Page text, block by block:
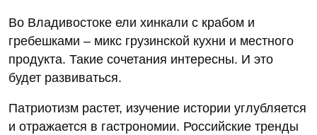
Во Владивостоке ели хинкали с крабом и
гребешками – микс грузинской кухни и местного
продукта. Такие сочетания интересны. И это
будет развиваться.
Патриотизм растет, изучение истории углубляется
и отражается в гастрономии. Российские тренды